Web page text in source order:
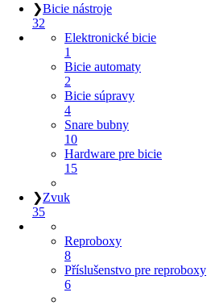
❯Bicie nástroje
32
Elektronické bicie
1
Bicie automaty
2
Bicie súpravy
4
Snare bubny
10
Hardware pre bicie
15
❯Zvuk
35
Reproboxy
8
Příslušenstvo pre reproboxy
6